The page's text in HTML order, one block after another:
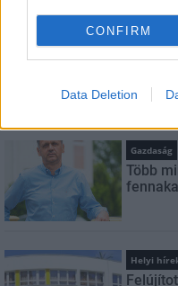
CONFIRM
Data Deletion
Gazdaság
Több
Helyi